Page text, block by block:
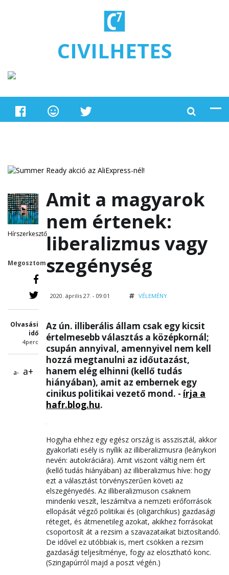
CIVILHETES
Hírszerkesztő
Megosztom
Olvasási
idő
4perc
a- a+
Amit a magyarok
nem értenek:
liberalizmus vagy
szegénység
2020. április 27. - 09:01 VÉLEMÉNY
Az ún. illiberális állam csak egy kicsit
értelmesebb választás a középkornál;
csupán annyival, amennyivel nem kell
hozzá megtanulni az időutazást,
hanem elég elhinni (kellő tudás
hiányában), amit az embernek egy
cinikus politikai vezető mond. - írja a
hafr.blog.hu.
Hogyha ehhez egy egész ország is asszisztál, akkor
gyakorlati esély is nyílik az illiberalizmusra (leánykori
nevén: autokráciára). Amit viszont váltig nem ért
(kellő tudás hiányában) az illiberalizmus híve: hogy
ezt a választást törvényszerűen követi az
elszegényedés. Az illiberalizmuson csaknem
mindenki veszít, leszámítva a nemzeti erőforrások
ellopását végző politikai és (oligarchikus) gazdasági
réteget, és átmenetileg azokat, akikhez forrásokat
csoportosít át a rezsim a szavazataikat biztosítandó.
De idővel ez utóbbiak is, mert csökken a rezsim
gazdasági teljesítménye, fogy az elosztható konc.
(Szingapúrról majd a poszt végén.)